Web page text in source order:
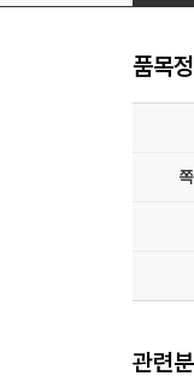
품목
관련